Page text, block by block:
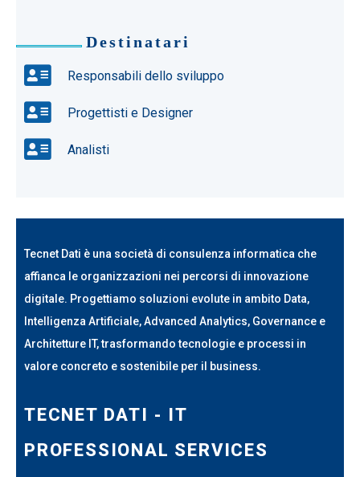
Destinatari
Responsabili dello sviluppo
Progettisti e Designer
Analisti
Tecnet Dati è una società di consulenza informatica che
affianca le organizzazioni nei percorsi di innovazione
digitale. Progettiamo soluzioni evolute in ambito Data,
Intelligenza Artificiale, Advanced Analytics, Governance e
Architetture IT, trasformando tecnologie e processi in
valore concreto e sostenibile per il business.
TECNET DATI - IT
PROFESSIONAL SERVICES